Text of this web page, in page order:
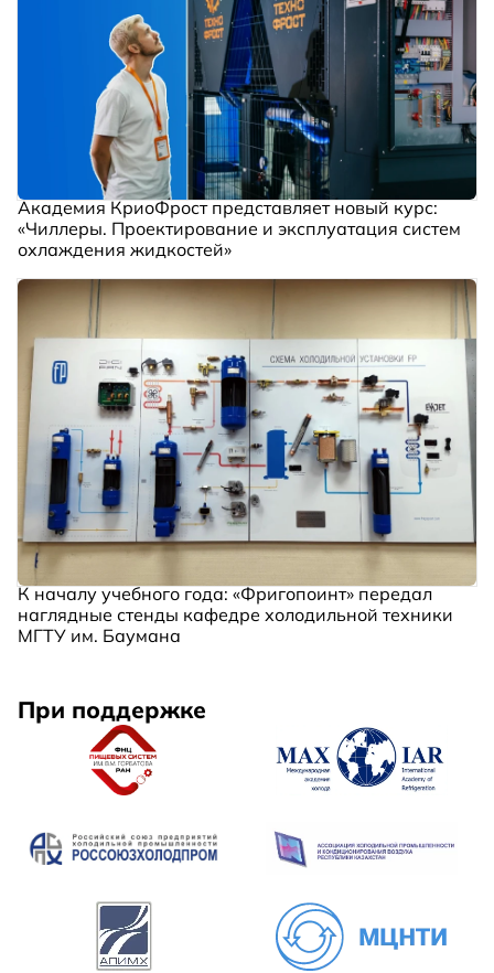
Академия КриоФрост представляет новый курс:
«Чиллеры. Проектирование и эксплуатация систем
охлаждения жидкостей»
К началу учебного года: «Фригопоинт» передал
наглядные стенды кафедре холодильной техники
МГТУ им. Баумана
При поддержке